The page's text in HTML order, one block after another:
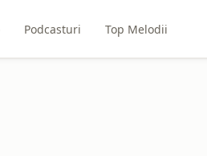
Podcasturi Top Melodii